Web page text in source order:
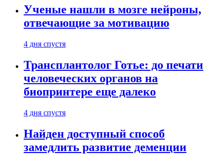
Ученые нашли в мозге нейроны,
отвечающие за мотивацию
4 дня спустя
Трансплантолог Готье: до печати
человеческих органов на
биопринтере еще далеко
4 дня спустя
Найден доступный способ
замедлить развитие деменции